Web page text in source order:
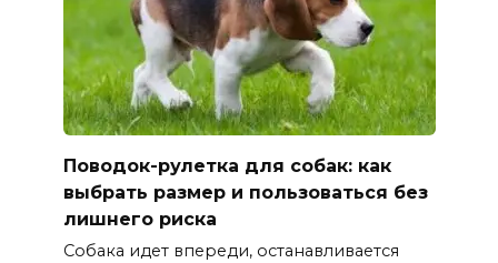
Поводок-рулетка для собак: как
выбрать размер и пользоваться без
лишнего риска
Собака идет впереди, останавливается